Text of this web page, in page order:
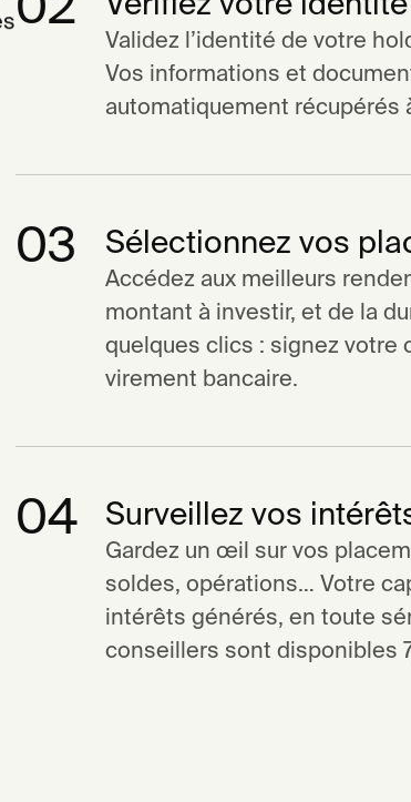
02
Validez l’identité de votre
Vos informations et
automatiquement récupérés
03 Sélectionnez vos
Accédez aux meilleurs
montant à investir, et de la
quelques clics : signez votre
virement bancaire.
04 Surveillez vos
Gardez un œil sur vos
soldes, opérations… Votre
intérêts générés, en toute
conseillers sont disponibles